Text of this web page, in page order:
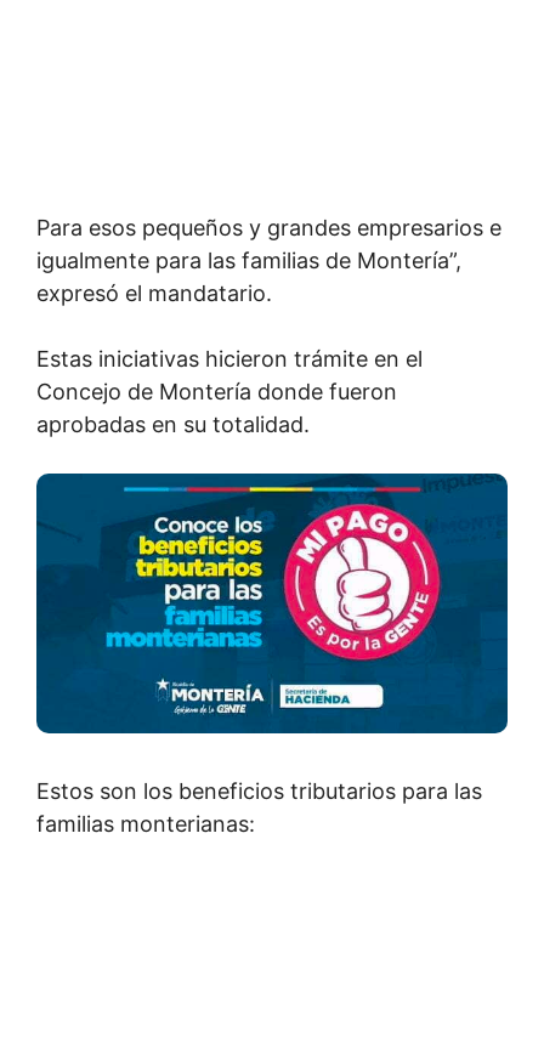
Para esos pequeños y grandes empresarios e
igualmente para las familias de Montería”,
expresó el mandatario.
Estas iniciativas hicieron trámite en el
Concejo de Montería donde fueron
aprobadas en su totalidad.
Estos son los beneficios tributarios para las
familias monterianas: